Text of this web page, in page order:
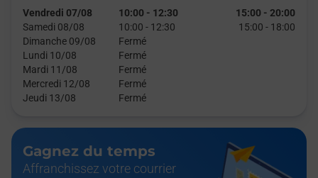
Vendredi 07/08 10:00 - 12:30 15:00 - 20:00
Samedi 08/08
10:00 - 12:30 15:00 - 18:00
Dimanche 09/08
Fermé
Lundi 10/08
Fermé
Mardi 11/08
Fermé
Mercredi 12/08
Fermé
Jeudi 13/08
Fermé
Gagnez du temps
Affranchissez votre courrier